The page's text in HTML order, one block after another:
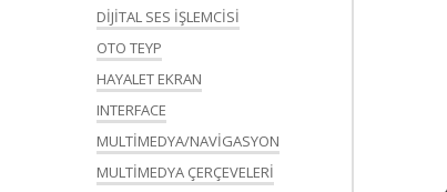
DİJİTAL SES İŞLEMCİSİ
OTO TEYP
HAYALET EKRAN
INTERFACE
MULTİMEDYA/NAVİGASYON
MULTİMEDYA ÇERÇEVELERİ